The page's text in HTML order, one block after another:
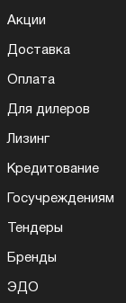
Акции
Доставка
Оплата
Для дилеров
Лизинг
Кредитование
Госучреждениям
Тендеры
Бренды
ЭДО